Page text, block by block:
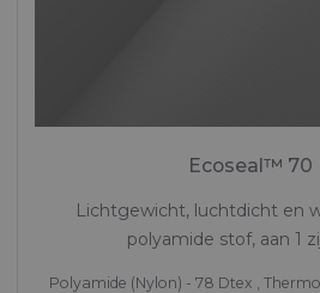
Ecoseal™ 70
Lichtgewicht, luchtdicht en
polyamide stof, aan 1
Polyamide (Nylon) - 78 Dtex ,